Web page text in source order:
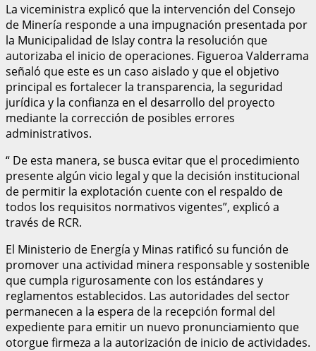
La viceministra explicó que la intervención del Consejo
de Minería responde a una impugnación presentada por
la Municipalidad de Islay contra la resolución que
autorizaba el inicio de operaciones. Figueroa Valderrama
señaló que este es un caso aislado y que el objetivo
principal es fortalecer la transparencia, la seguridad
jurídica y la confianza en el desarrollo del proyecto
mediante la corrección de posibles errores
administrativos.
“ De esta manera, se busca evitar que el procedimiento
presente algún vicio legal y que la decisión institucional
de permitir la explotación cuente con el respaldo de
todos los requisitos normativos vigentes”, explicó a
través de RCR.
El Ministerio de Energía y Minas ratificó su función de
promover una actividad minera responsable y sostenible
que cumpla rigurosamente con los estándares y
reglamentos establecidos. Las autoridades del sector
permanecen a la espera de la recepción formal del
expediente para emitir un nuevo pronunciamiento que
otorgue firmeza a la autorización de inicio de actividades.